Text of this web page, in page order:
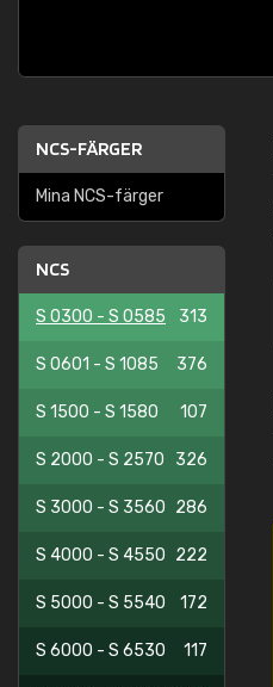
NCS-FÄRGER
Mina NCS-färger
NCS
S 0300 - S 0585 313
S 0601 - S 1085 376
S 1500 - S 1580 107
S 2000 - S 2570 326
S 3000 - S 3560 286
S 4000 - S 4550 222
S 5000 - S 5540 172
S 6000 - S 6530 117